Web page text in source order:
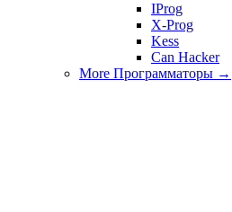
IProg
X-Prog
Kess
Can Hacker
More Программаторы →